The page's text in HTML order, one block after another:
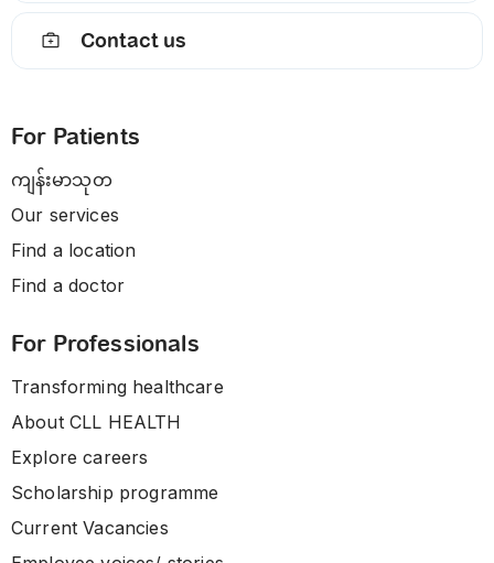
Contact us
For Patients
ကျန်းမာသုတ
Our services
Find a location
Find a doctor
For Professionals
Transforming healthcare
About CLL HEALTH
Explore careers
Scholarship programme
Current Vacancies